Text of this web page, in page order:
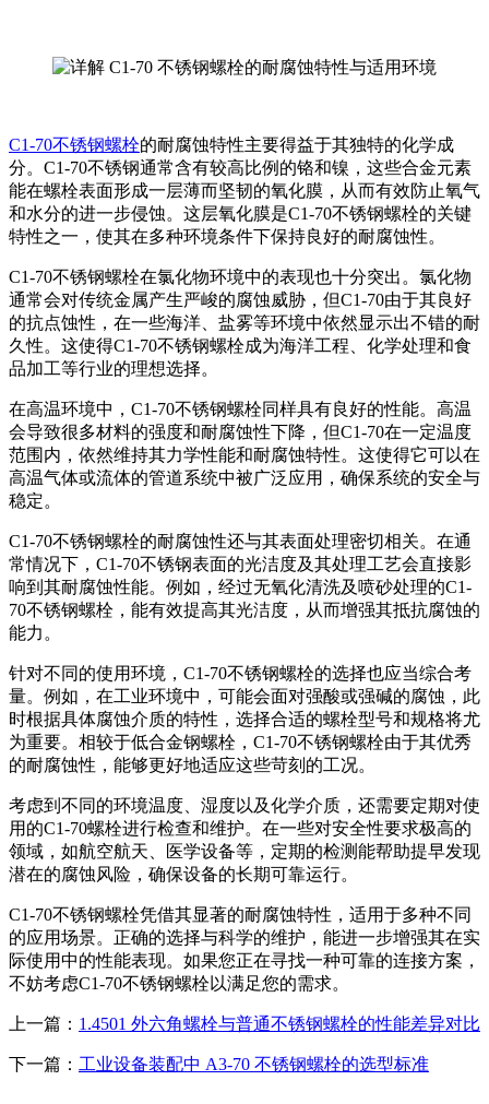
C1-70不锈钢螺栓的耐腐蚀特性主要得益于其独特的化学成
分。C1-70不锈钢通常含有较高比例的铬和镍，这些合金元素
能在螺栓表面形成一层薄而坚韧的氧化膜，从而有效防止氧气
和水分的进一步侵蚀。这层氧化膜是C1-70不锈钢螺栓的关键
特性之一，使其在多种环境条件下保持良好的耐腐蚀性。
C1-70不锈钢螺栓在氯化物环境中的表现也十分突出。氯化物
通常会对传统金属产生严峻的腐蚀威胁，但C1-70由于其良好
的抗点蚀性，在一些海洋、盐雾等环境中依然显示出不错的耐
久性。这使得C1-70不锈钢螺栓成为海洋工程、化学处理和食
品加工等行业的理想选择。
在高温环境中，C1-70不锈钢螺栓同样具有良好的性能。高温
会导致很多材料的强度和耐腐蚀性下降，但C1-70在一定温度
范围内，依然维持其力学性能和耐腐蚀特性。这使得它可以在
高温气体或流体的管道系统中被广泛应用，确保系统的安全与
稳定。
C1-70不锈钢螺栓的耐腐蚀性还与其表面处理密切相关。在通
常情况下，C1-70不锈钢表面的光洁度及其处理工艺会直接影
响到其耐腐蚀性能。例如，经过无氧化清洗及喷砂处理的C1-
70不锈钢螺栓，能有效提高其光洁度，从而增强其抵抗腐蚀的
能力。
针对不同的使用环境，C1-70不锈钢螺栓的选择也应当综合考
量。例如，在工业环境中，可能会面对强酸或强碱的腐蚀，此
时根据具体腐蚀介质的特性，选择合适的螺栓型号和规格将尤
为重要。相较于低合金钢螺栓，C1-70不锈钢螺栓由于其优秀
的耐腐蚀性，能够更好地适应这些苛刻的工况。
考虑到不同的环境温度、湿度以及化学介质，还需要定期对使
用的C1-70螺栓进行检查和维护。在一些对安全性要求极高的
领域，如航空航天、医学设备等，定期的检测能帮助提早发现
潜在的腐蚀风险，确保设备的长期可靠运行。
C1-70不锈钢螺栓凭借其显著的耐腐蚀特性，适用于多种不同
的应用场景。正确的选择与科学的维护，能进一步增强其在实
际使用中的性能表现。如果您正在寻找一种可靠的连接方案，
不妨考虑C1-70不锈钢螺栓以满足您的需求。
上一篇： 1.4501 外六角螺栓与普通不锈钢螺栓的性能差异对比
下一篇： 工业设备装配中 A3-70 不锈钢螺栓的选型标准